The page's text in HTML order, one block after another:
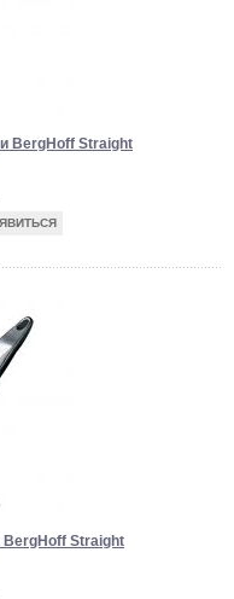
BergHoff Straight
BergHoff Straight